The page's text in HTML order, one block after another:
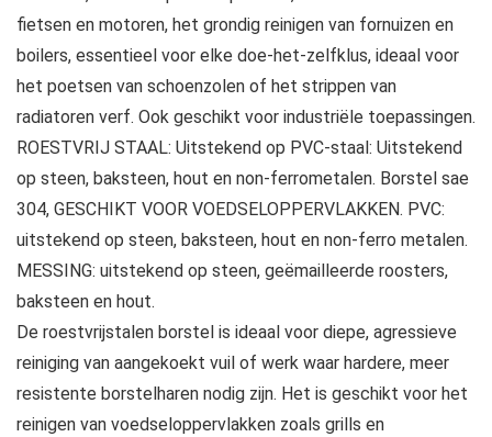
fietsen en motoren, het grondig reinigen van fornuizen en
boilers, essentieel voor elke doe-het-zelfklus, ideaal voor
het poetsen van schoenzolen of het strippen van
radiatoren verf. Ook geschikt voor industriële toepassingen.
ROESTVRIJ STAAL: Uitstekend op PVC-staal: Uitstekend
op steen, baksteen, hout en non-ferrometalen. Borstel sae
304, GESCHIKT VOOR VOEDSELOPPERVLAKKEN. PVC:
uitstekend op steen, baksteen, hout en non-ferro metalen.
MESSING: uitstekend op steen, geëmailleerde roosters,
baksteen en hout.
De roestvrijstalen borstel is ideaal voor diepe, agressieve
reiniging van aangekoekt vuil of werk waar hardere, meer
resistente borstelharen nodig zijn. Het is geschikt voor het
reinigen van voedseloppervlakken zoals grills en